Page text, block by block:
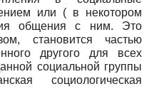
или ( в некотором
общения с ним. Это
становится частью
другого для всех
социальной группы
социологическая